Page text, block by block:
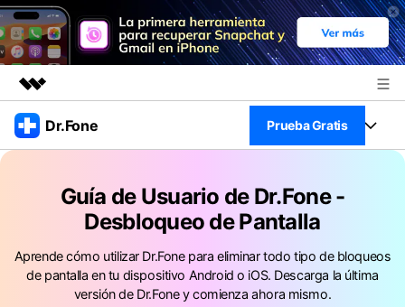
Productos destacados
Quiénes somos
Sala de prensa
Dr.Fone Prueba Gratis
Ver Kit Completo >
Para PC
Recursos
Guía de Usuario de Dr.Fone -
Desbloqueo de Pantalla
Aprende cómo utilizar Dr.Fone para eliminar todo tipo de bloqueos
de pantalla en tu dispositivo Android o iOS. Descarga la última
versión de Dr.Fone y comienza ahora mismo.